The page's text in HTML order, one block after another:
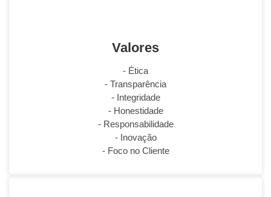
Valores
- Ética
- Transparência
- Integridade
- Honestidade
- Responsabilidade
- Inovação
- Foco no Cliente